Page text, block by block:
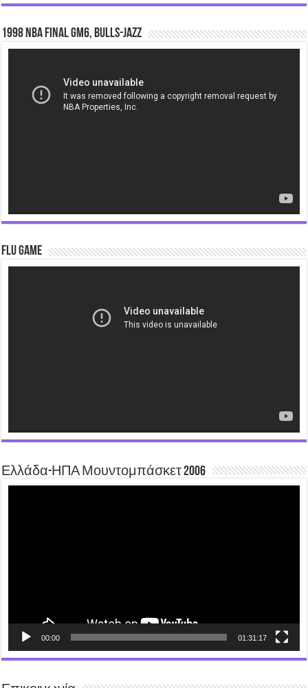
1998 NBA Final gm6, Bulls-Jazz
Flu Game
Ελλάδα-ΗΠΑ Μουντομπάσκετ 2006
00:00 01:31:17